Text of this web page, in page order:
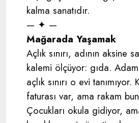
kalma sanatıdır.
— ✦ —
Mağarada Yaşamak
Açlık sınırı, adının aksine
kalemi ölçüyor: gıda.
açlık sınırı o evi tanımıyor.
faturası var, ama rakam
Çocukları okula gidiyor,